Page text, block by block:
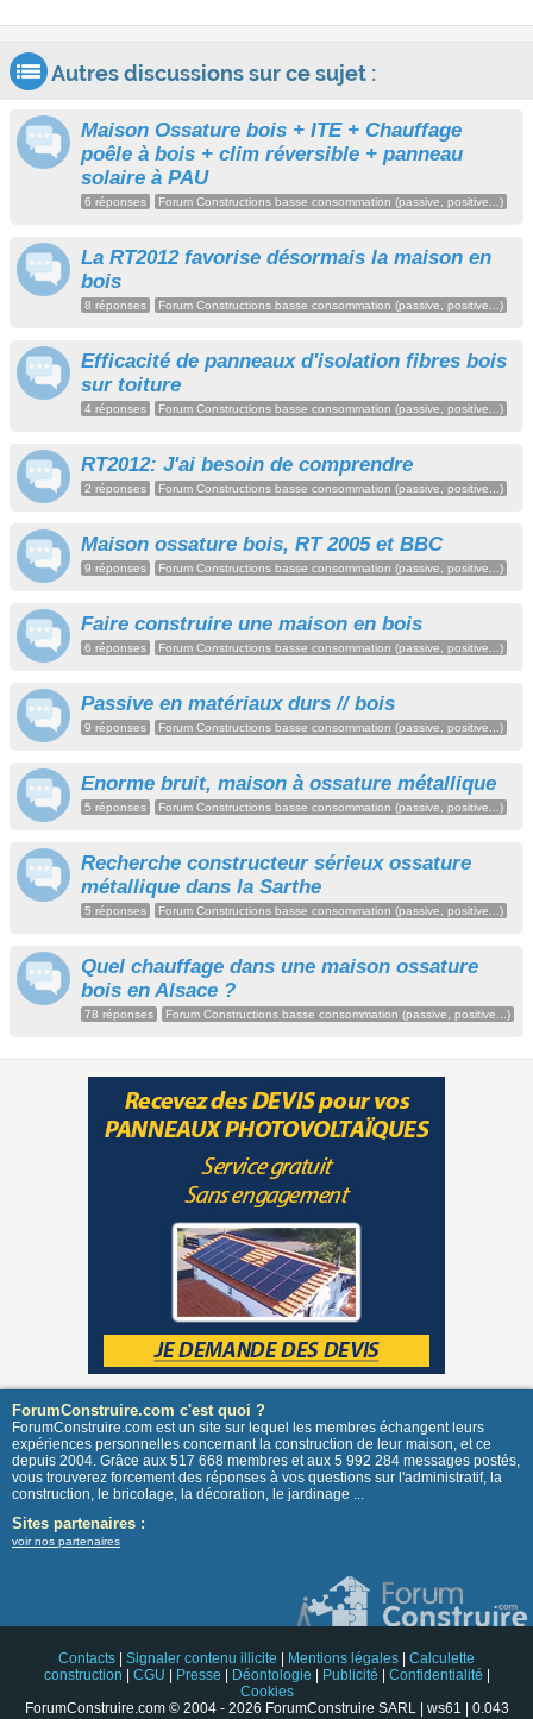
Autres discussions sur ce sujet :
Maison Ossature bois + ITE + Chauffage
poêle à bois + clim réversible + panneau
solaire à PAU
6 réponses Forum Constructions basse consommation (passive, positive...)
La RT2012 favorise désormais la maison en
bois
8 réponses Forum Constructions basse consommation (passive, positive...)
Efficacité de panneaux d'isolation fibres bois
sur toiture
4 réponses Forum Constructions basse consommation (passive, positive...)
RT2012: J'ai besoin de comprendre
2 réponses Forum Constructions basse consommation (passive, positive...)
Maison ossature bois, RT 2005 et BBC
9 réponses Forum Constructions basse consommation (passive, positive...)
Faire construire une maison en bois
6 réponses Forum Constructions basse consommation (passive, positive...)
Passive en matériaux durs // bois
9 réponses Forum Constructions basse consommation (passive, positive...)
Enorme bruit, maison à ossature métallique
5 réponses Forum Constructions basse consommation (passive, positive...)
Recherche constructeur sérieux ossature
métallique dans la Sarthe
5 réponses Forum Constructions basse consommation (passive, positive...)
Quel chauffage dans une maison ossature
bois en Alsace ?
78 réponses Forum Constructions basse consommation (passive, positive...)
ForumConstruire.com c'est quoi ?
ForumConstruire.com est un site sur lequel les membres échangent leurs
expériences personnelles concernant la construction de leur maison, et ce
depuis 2004. Grâce aux 517 668 membres et aux 5 992 284 messages postés,
vous trouverez forcement des réponses à vos questions sur l'administratif, la
construction, le bricolage, la décoration, le jardinage ...
Sites partenaires :
voir nos partenaires
Contacts Signaler contenu illicite Mentions légales
Calculette
construction
CGU Presse Déontologie Publicité Confidentialité
Cookies
ForumConstruire.com © 2004 - 2026 ForumConstruire SARL | ws61 | 0.043